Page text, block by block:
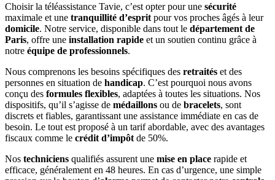
Choisir la téléassistance Tavie, c’est opter pour une sécurité
maximale et une tranquillité d’espritpour vos proches âgés à leur
domicile. Notre service, disponible dans tout le département de
Paris, offre une installation rapide et un soutien continu grâce à
notre équipe de professionnels.
Nous comprenons les besoins spécifiques des retraités et des
personnes en situation de handicap. C’est pourquoi nous avons
conçu des formules flexibles, adaptées à toutes les situations. Nos
dispositifs, qu’il s’agisse de médaillons ou de bracelets, sont
discrets et fiables, garantissant une assistance immédiate en cas de
besoin. Le tout est proposé à un tarif abordable, avec des avantages
fiscaux comme le crédit d’impôtde 50%.
Nos techniciens qualifiés assurent une mise en place rapide et
efficace, généralement en 48 heures. En cas d’urgence, une simple